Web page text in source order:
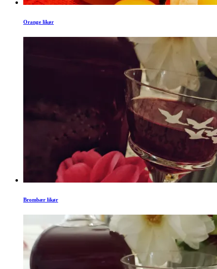
Orange likør
Brombær likør